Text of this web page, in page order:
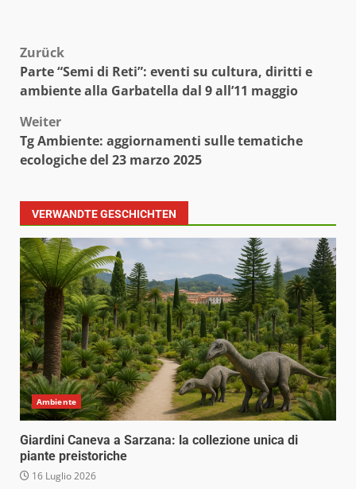
Beitragsnavigation
Zurück
Parte “Semi di Reti”: eventi su cultura, diritti e
ambiente alla Garbatella dal 9 all’11 maggio
Weiter
Tg Ambiente: aggiornamenti sulle tematiche
ecologiche del 23 marzo 2025
VERWANDTE GESCHICHTEN
Ambiente
Giardini Caneva a Sarzana: la collezione unica di
piante preistoriche
16 Luglio 2026